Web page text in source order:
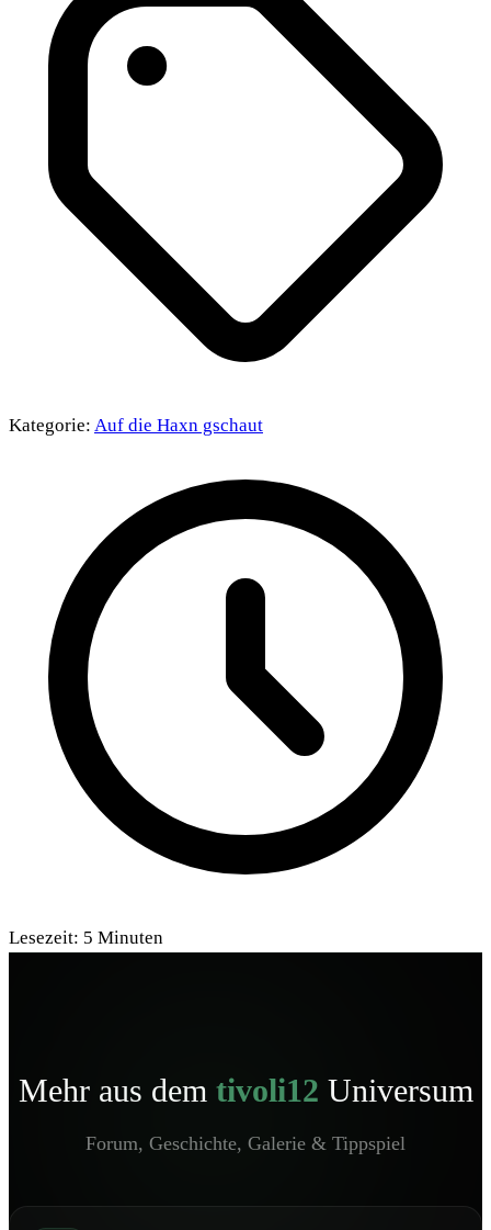
Kategorie: Auf die Haxn gschaut
Lesezeit: 5 Minuten
Mehr aus dem tivoli12 Universum
Forum, Geschichte, Galerie & Tippspiel